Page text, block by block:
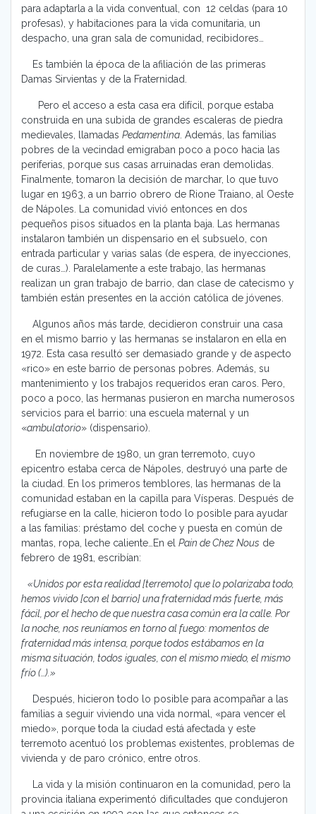
para adaptarla a la vida conventual, con 12 celdas (para 10
profesas), y habitaciones para la vida comunitaria, un
despacho, una gran sala de comunidad, recibidores…
Es también la época de la afiliación de las primeras
Damas Sirvientas y de la Fraternidad.
Pero el acceso a esta casa era difícil, porque estaba
construida en una subida de grandes escaleras de piedra
medievales, llamadas Pedamentina . Además, las familias
pobres de la vecindad emigraban poco a poco hacia las
periferias, porque sus casas arruinadas eran demolidas.
Finalmente, tomaron la decisión de marchar, lo que tuvo
lugar en 1963, a un barrio obrero de Rione Traiano, al Oeste
de Nápoles. La comunidad vivió entonces en dos
pequeños pisos situados en la planta baja. Las hermanas
instalaron también un dispensario en el subsuelo, con
entrada particular y varias salas (de espera, de inyecciones,
de curas…). Paralelamente a este trabajo, las hermanas
realizan un gran trabajo de barrio, dan clase de catecismo y
también están presentes en la acción católica de jóvenes.
Algunos años más tarde, decidieron construir una casa
en el mismo barrio y las hermanas se instalaron en ella en
1972. Esta casa resultó ser demasiado grande y de aspecto
«rico» en este barrio de personas pobres. Además, su
mantenimiento y los trabajos requeridos eran caros. Pero,
poco a poco, las hermanas pusieron en marcha numerosos
servicios para el barrio: una escuela maternal y un
«ambulatorio» (dispensario).
En noviembre de 1980, un gran terremoto, cuyo
epicentro estaba cerca de Nápoles, destruyó una parte de
la ciudad. En los primeros temblores, las hermanas de la
comunidad estaban en la capilla para Vísperas. Después de
refugiarse en la calle, hicieron todo lo posible para ayudar
a las familias: préstamo del coche y puesta en común de
mantas, ropa, leche caliente…En el Pain de Chez Nous de
febrero de 1981, escribían:
«Unidos por esta realidad [terremoto] que lo polarizaba todo,
hemos vivido [con el barrio] una fraternidad más fuerte, más
fácil, por el hecho de que nuestra casa común era la calle. Por
la noche, nos reuníamos en torno al fuego: momentos de
fraternidad más intensa, porque todos estábamos en la
misma situación, todos iguales, con el mismo miedo, el mismo
frío (…).»
Después, hicieron todo lo posible para acompañar a las
familias a seguir viviendo una vida normal, «para vencer el
miedo», porque toda la ciudad está afectada y este
terremoto acentuó los problemas existentes, problemas de
vivienda y de paro crónico, entre otros.
La vida y la misión continuaron en la comunidad, pero la
provincia italiana experimentó dificultades que condujeron